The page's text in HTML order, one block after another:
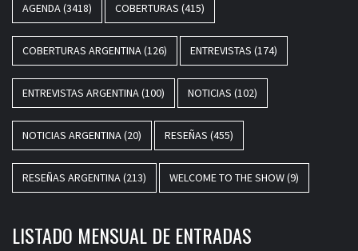
AGENDA(3418) COBERTURAS (415)
COBERTURAS ARGENTINA(126) ENTREVISTAS (174)
ENTREVISTAS ARGENTINA(100) NOTICIAS (102)
NOTICIAS ARGENTINA(20) RESEÑAS (455)
RESEÑAS ARGENTINA(213) WELCOME TO THE SHOW(9)
LISTADO MENSUAL DE ENTRADAS